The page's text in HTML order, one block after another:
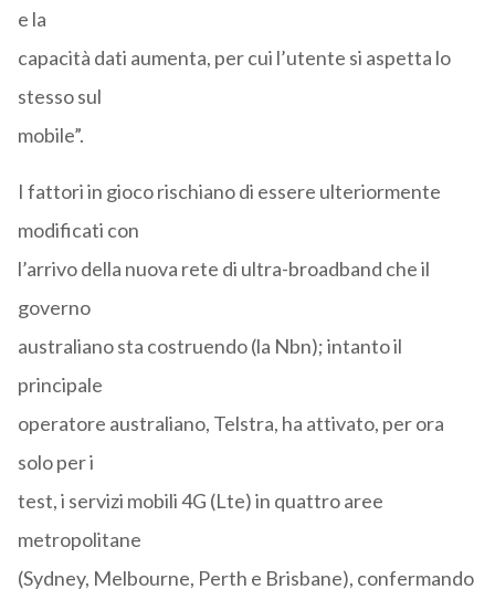
e la
capacità dati aumenta, per cui l’utente si aspetta lo
stesso sul
mobile”.
I fattori in gioco rischiano di essere ulteriormente
modificati con
l’arrivo della nuova rete di ultra-broadband che il
governo
australiano sta costruendo (la Nbn); intanto il
principale
operatore australiano, Telstra, ha attivato, per ora
solo per i
test, i servizi mobili 4G (Lte) in quattro aree
metropolitane
(Sydney, Melbourne, Perth e Brisbane), confermando